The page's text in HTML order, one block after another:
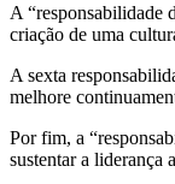
A “responsabilidade
criação de uma
A sexta
melhore
Por fim, a
sustentar a liderança